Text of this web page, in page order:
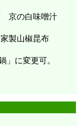
京の白味噌汁
製山椒昆布
」に変更可。